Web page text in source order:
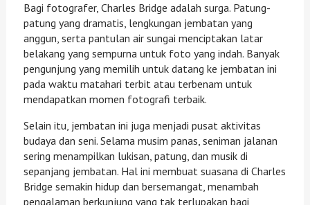
Bagi fotografer, Charles Bridge adalah surga. Patung-
patung yang dramatis, lengkungan jembatan yang
anggun, serta pantulan air sungai menciptakan latar
belakang yang sempurna untuk foto yang indah. Banyak
pengunjung yang memilih untuk datang ke jembatan ini
pada waktu matahari terbit atau terbenam untuk
mendapatkan momen fotografi terbaik.
Selain itu, jembatan ini juga menjadi pusat aktivitas
budaya dan seni. Selama musim panas, seniman jalanan
sering menampilkan lukisan, patung, dan musik di
sepanjang jembatan. Hal ini membuat suasana di Charles
Bridge semakin hidup dan bersemangat, menambah
pengalaman berkunjung yang tak terlupakan bagi